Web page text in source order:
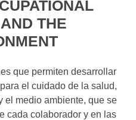
THE
que permiten desarrollar
el cuidado de la salud,
el medio ambiente, que se
cada colaborador y en las